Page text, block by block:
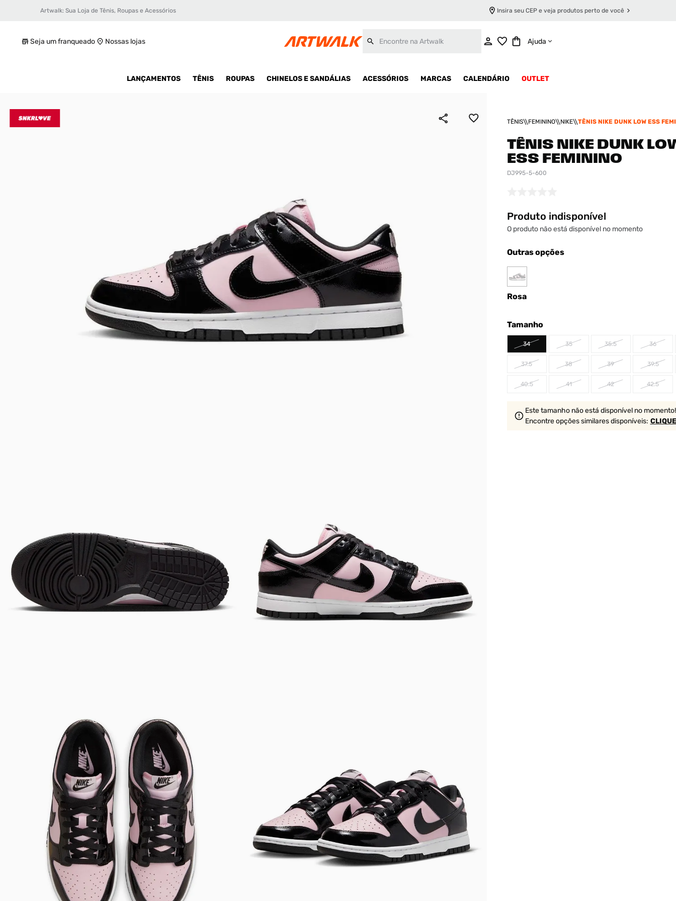
Artwalk: Sua Loja de Tênis, Roupas e Acessórios Insira seu CEP e veja produtos perto de você
Seja um franqueado Nossas lojas Ajuda
LANÇAMENTOS TÊNIS ROUPAS CHINELOS E SANDÁLIAS ACESSÓRIOS MARCAS CALENDÁRIO OUTLET
TÊNIS FEMININO NIKE TÊNIS NIKE DUNK LOW ESS
TÊNIS NIKE DUNK
ESS FEMININO
DJ995-5-600
Produto indisponível
O produto não está disponível no momento
Outras opções
Rosa
Tamanho
34 35 35.5 36
37.5 38 39 39.5
40.5 41 42 42.5
Este tamanho não está disponível no momento!
Encontre opções similaresdisponíveis:
Tênis Nike Dunk Low Ess Feminino